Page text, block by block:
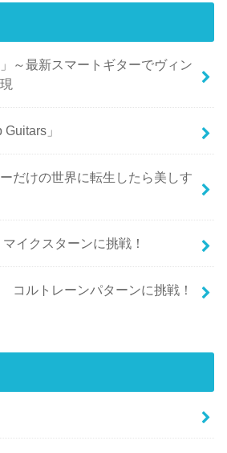
～最新スマートギターでヴィン
」
だけの世界に転生したら美しす
イクスターンに挑戦！
ルトレーンパターンに挑戦！